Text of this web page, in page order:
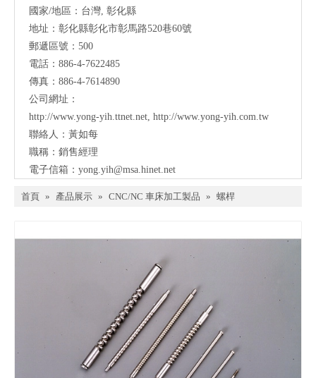
國家/地區：台灣, 彰化縣
地址：彰化縣彰化市彰馬路520巷60號
郵遞區號：500
電話：886-4-7622485
傳真：886-4-7614890
公司網址：
http://www.yong-yih.ttnet.net, http://www.yong-yih.com.tw
聯絡人：黃如每
職稱：銷售經理
電子信箱： yong.yih@msa.hinet.net
首頁 » 產品展示 » CNC/NC 車床加工製品 » 螺桿